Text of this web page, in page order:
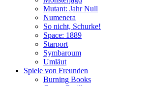
Mutant: Jahr Null
Numenera
So nicht, Schurke!
Space: 1889
Starport
Symbaroum
Umläut
Spiele von Freunden
Burning Books